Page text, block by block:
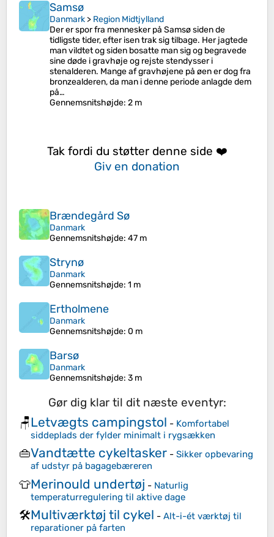
Samsø
Danmark > Region Midtjylland
Der er spor fra mennesker på Samsø siden de
tidligste tider, efter isen trak sig tilbage. Her jagtede
man vildtet og siden bosatte man sig og begravede
sine døde i gravhøje og rejste stendysser i
stenalderen. Mange af gravhøjene på øen er dog fra
bronzealderen, da man i denne periode anlagde dem
på…
Gennemsnitshøjde: 2 m
Tak fordi du støtter denne side ❤️
Giv en donation
Brændegård Sø
Danmark
Gennemsnitshøjde: 47 m
Strynø
Danmark
Gennemsnitshøjde: 1 m
Ertholmene
Danmark
Gennemsnitshøjde: 0 m
Barsø
Danmark
Gennemsnitshøjde: 3 m
Gør dig klar til dit næste eventyr:
🪑Letvægts campingstol - Komfortabel
siddeplads der fylder minimalt i rygsækken
👜Vandtætte cykeltasker - Sikker opbevaring
af udstyr på bagagebæreren
👕Merinould undertøj - Naturlig
temperaturregulering til aktive dage
🛠️Multiværktøj til cykel - Alt-i-ét værktøj til
reparationer på farten